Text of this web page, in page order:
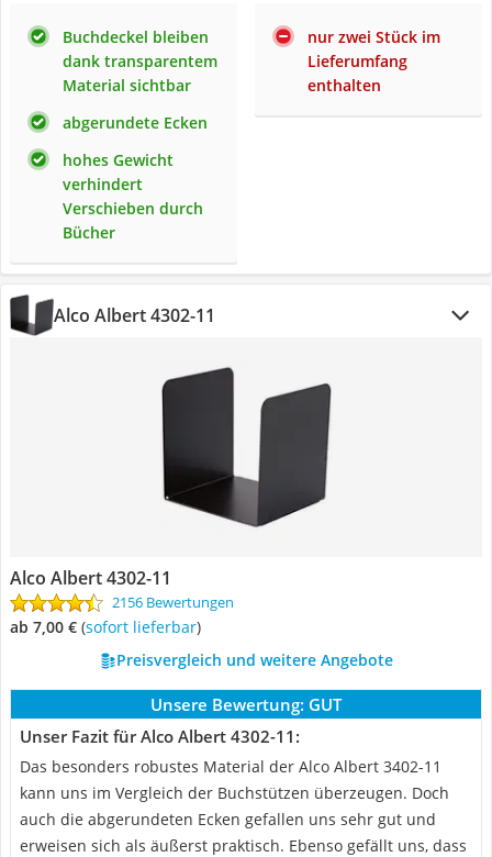
Buchdeckel bleiben
dank transparentem
Material sichtbar
abgerundete Ecken
hohes Gewicht
verhindert
Verschieben durch
Bücher
nur zwei Stück im
Lieferumfang
enthalten
Alco Albert 4302-11
Alco Albert 4302-11
2156 Bewertungen
ab 7,00 € ( Sofort lieferbar)
Preisvergleich und weitere Angebote
Unsere Bewertung: GUT
Unser Fazit für Alco Albert 4302-11:
Das besonders robustes Material der Alco Albert 3402-11
kann uns im Vergleich der Buchstützen überzeugen. Doch
auch die abgerundeten Ecken gefallen uns sehr gut und
erweisen sich als äußerst praktisch. Ebenso gefällt uns, dass